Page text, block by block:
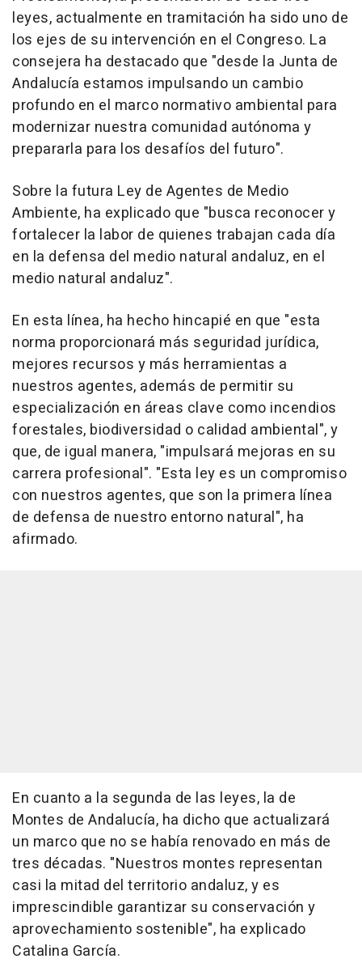
leyes, actualmente en tramitación ha sido uno de
los ejes de su intervención en el Congreso. La
consejera ha destacado que "desde la Junta de
Andalucía estamos impulsando un cambio
profundo en el marco normativo ambiental para
modernizar nuestra comunidad autónoma y
prepararla para los desafíos del futuro".
Sobre la futura Ley de Agentes de Medio
Ambiente, ha explicado que "busca reconocer y
fortalecer la labor de quienes trabajan cada día
en la defensa del medio natural andaluz, en el
medio natural andaluz".
En esta línea, ha hecho hincapié en que "esta
norma proporcionará más seguridad jurídica,
mejores recursos y más herramientas a
nuestros agentes, además de permitir su
especialización en áreas clave como incendios
forestales, biodiversidad o calidad ambiental", y
que, de igual manera, "impulsará mejoras en su
carrera profesional". "Esta ley es un compromiso
con nuestros agentes, que son la primera línea
de defensa de nuestro entorno natural", ha
afirmado.
En cuanto a la segunda de las leyes, la de
Montes de Andalucía, ha dicho que actualizará
un marco que no se había renovado en más de
tres décadas. "Nuestros montes representan
casi la mitad del territorio andaluz, y es
imprescindible garantizar su conservación y
aprovechamiento sostenible", ha explicado
Catalina García.